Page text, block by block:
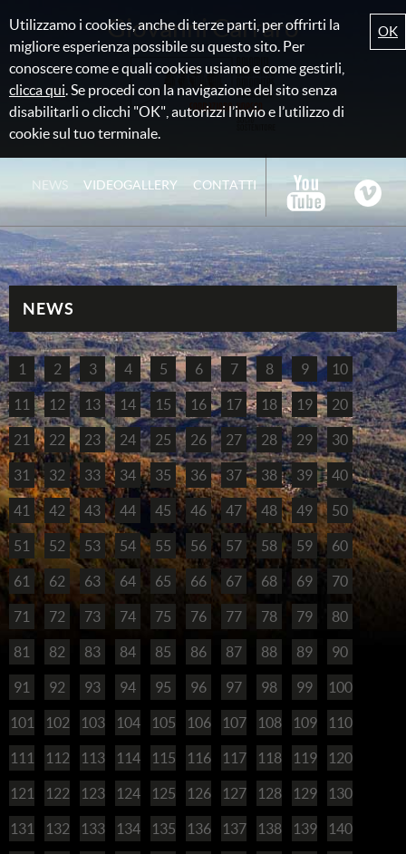
Utilizzamo i cookies, anche di terze parti, per offrirti la
migliore esperienza possibile su questo sito. Per
conoscere come e quali cookies usiamo e come gestirli,
clicca qui. Se procedi con la navigazione del sito senza
disabilitarli o clicchi "OK", autorizzi l’invio e l’utilizzo di
cookie sul tuo terminale.
OK
Giovanni Carraro
NEWS VIDEOGALLERY CONTATTI
NEWS
1 2 3 4 5 6 7 8 9 10
11 12 13 14 15 16 17 18 19 20
21 22 23 24 25 26 27 28 29 30
31 32 33 34 35 36 37 38 39 40
41 42 43 44 45 46 47 48 49 50
51 52 53 54 55 56 57 58 59 60
61 62 63 64 65 66 67 68 69 70
71 72 73 74 75 76 77 78 79 80
81 82 83 84 85 86 87 88 89 90
91 92 93 94 95 96 97 98 99 100
101 102 103 104 105 106 107 108 109 110
111 112 113 114 115 116 117 118 119 120
121 122 123 124 125 126 127 128 129 130
131 132 133 134 135 136 137 138 139 140